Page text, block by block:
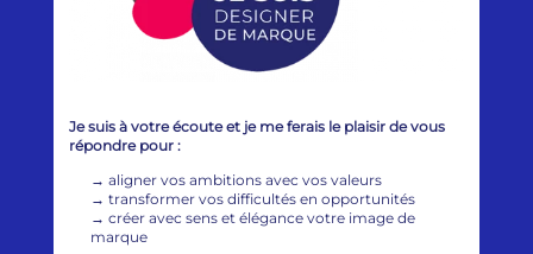
Je suis à votre écoute et je me ferais le plaisir de vous
répondre pour :
→aligner vos ambitions avec vos valeurs
→transformer vos difficultés en opportunités
→créer avec sens et élégance votre image de
marque